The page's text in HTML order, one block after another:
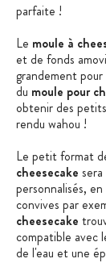
parfaite !
Le moule à
et de fonds
grandement
du moule pour
obtenir des
rendu wahou !
Le petit format
cheesecake
personnalisés,
convives par
cheesecake
compatible avec
de l'eau et une